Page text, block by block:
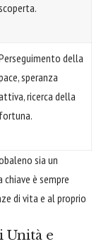
della
speranza
ricerca della
fortuna.
sia un
è sempre
di vita e al proprio
Unità e